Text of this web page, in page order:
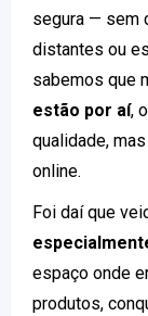
segura — sem
distantes ou
sabemos que
estão por aí,
qualidade,
online.
Foi daí que
espaço onde
produtos,